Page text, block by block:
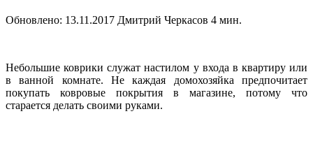
Обновлено: 13.11.2017 Дмитрий Черкасов 4 мин.
Небольшие коврики служат настилом у входа в квартиру или
в ванной комнате. Не каждая домохозяйка предпочитает
покупать ковровые покрытия в магазине, потому что
старается делать своими руками.